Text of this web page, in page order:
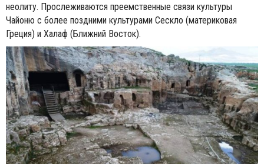
неолиту. Прослеживаются преемственные связи культуры
Чайоню с более поздними культурами Сескло (материковая
Греция) и Халаф (Ближний Восток).